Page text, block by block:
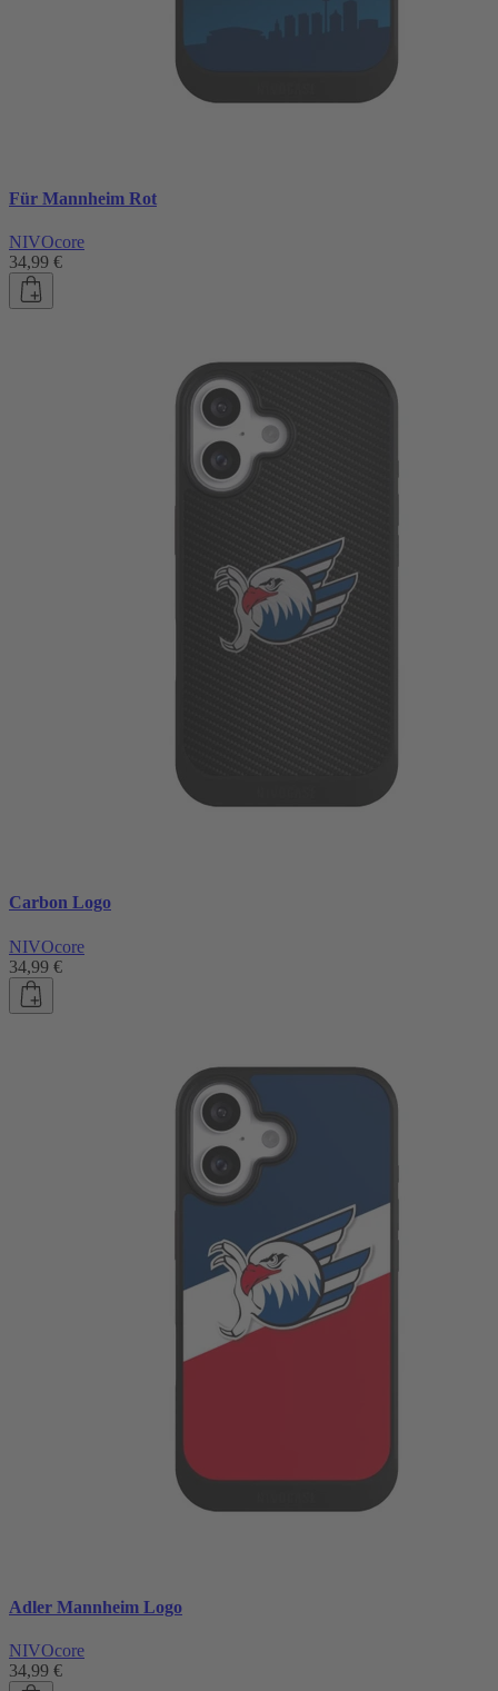
Für Mannheim Rot
NIVOcore
34,99 €
Carbon Logo
NIVOcore
34,99 €
Adler Mannheim Logo
NIVOcore
34,99 €